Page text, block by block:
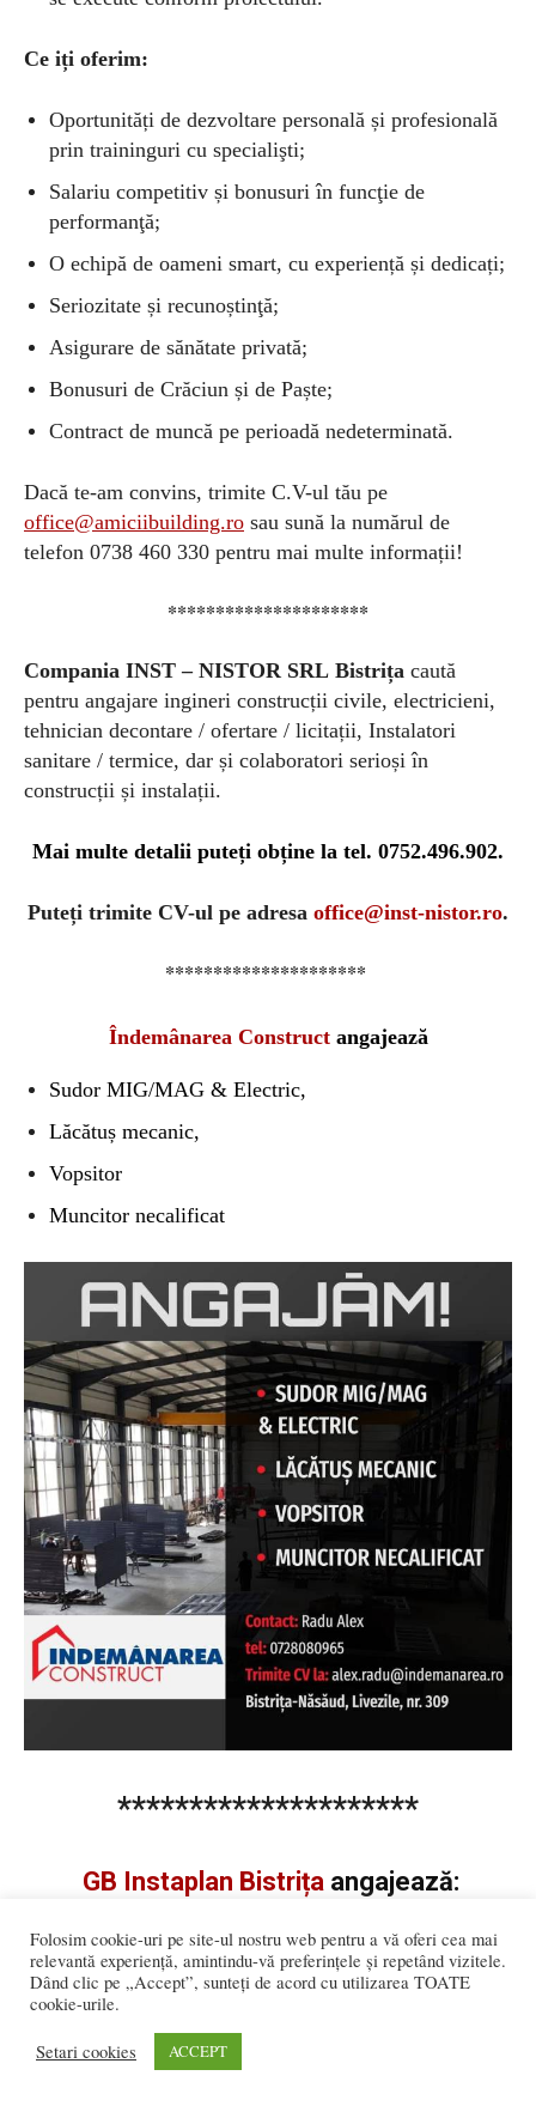
Ce iți oferim:
Oportunități de dezvoltare personală și profesională
prin traininguri cu specialişti;
Salariu competitiv și bonusuri în funcţie de
performanţă;
O echipă de oameni smart, cu experiență și dedicați;
Seriozitate și recunoștinţă;
Asigurare de sănătate privată;
Bonusuri de Crăciun și de Paște;
Contract de muncă pe perioadă nedeterminată.
Dacă te-am convins, trimite C.V-ul tău pe
office@amiciibuilding.ro sau sună la numărul de
telefon 0738 460 330 pentru mai multe informații!
*********************
Compania INST – NISTOR SRL Bistrița caută
pentru angajare ingineri construcții civile, electricieni,
tehnician decontare / ofertare / licitații, Instalatori
sanitare / termice, dar și colaboratori serioși în
construcții și instalații.
Mai multe detalii puteți obține la tel. 0752.496.902.
Puteți trimite CV-ul pe adresa office@inst-nistor.ro.
*********************
Îndemânarea Constructangajează
Sudor MIG/MAG & Electric,
Lăcătuș mecanic,
Vopsitor
Muncitor necalificat
*********************
GB Instaplan Bistrița angajează:
Inginer de Instalații – Șef de Șantier
Instalator
Ajutor de instalator
Electrician
Folosim cookie-uri pe site-ul nostru web pentru a vă oferi cea mai
relevantă experiență, amintindu-vă preferințele și repetând vizitele.
Dând clic pe „Accept”, sunteți de acord cu utilizarea TOATE
cookie-urile.
Setari cookies ACCEPT